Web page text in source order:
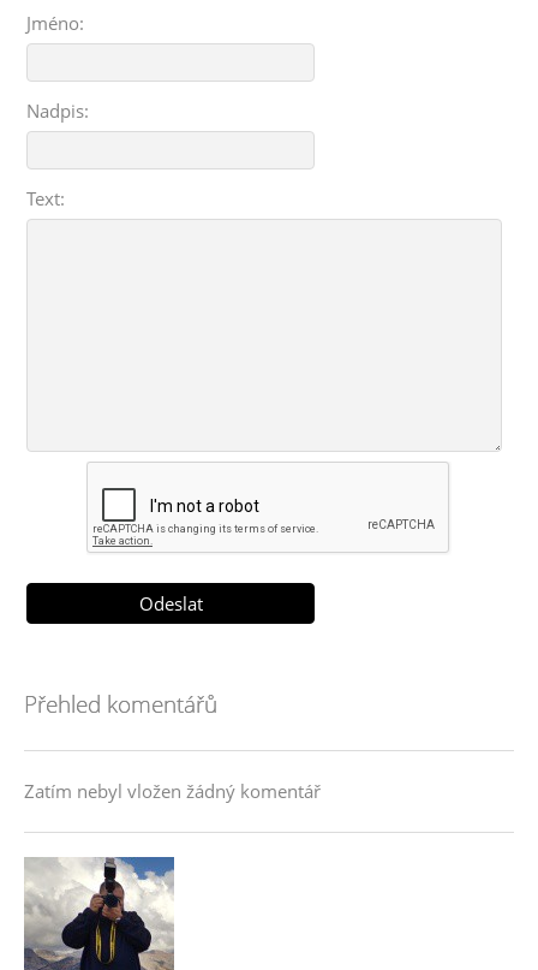
Jméno:
Nadpis:
Text:
Přehled komentářů
Zatím nebyl vložen žádný komentář